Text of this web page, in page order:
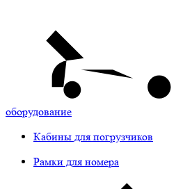
оборудование
Кабины для погрузчиков
Рамки для номера